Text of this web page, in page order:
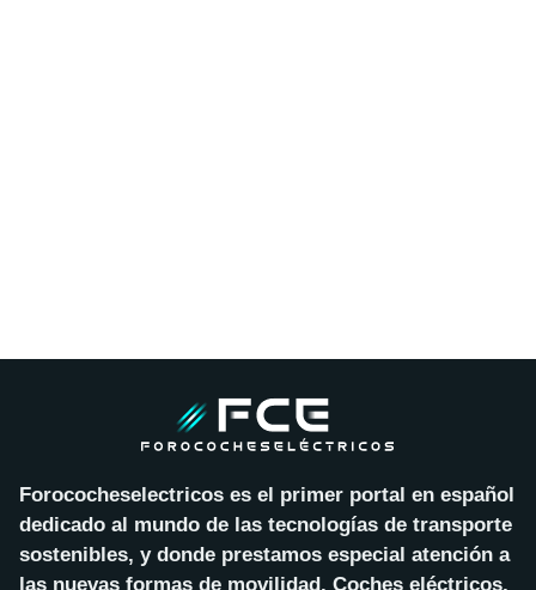
Forococheselectricos es el primer portal en español
dedicado al mundo de las tecnologías de transporte
sostenibles, y donde prestamos especial atención a
las nuevas formas de movilidad. Coches eléctricos,